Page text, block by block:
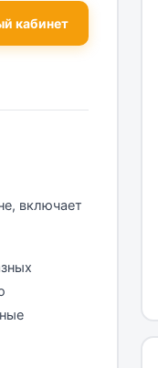
кабинет
включает